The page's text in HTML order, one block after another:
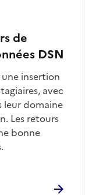
de
DSN
insertion
avec
leur domaine
Les retours
bonne